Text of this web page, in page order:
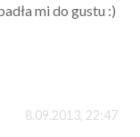
mi do gustu :)
8.09.2013, 22:47